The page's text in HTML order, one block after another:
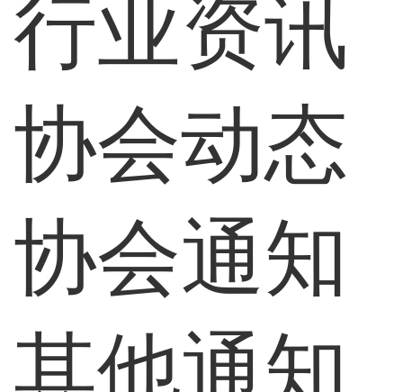
行业资讯
协会动态
协会通知
其他通知